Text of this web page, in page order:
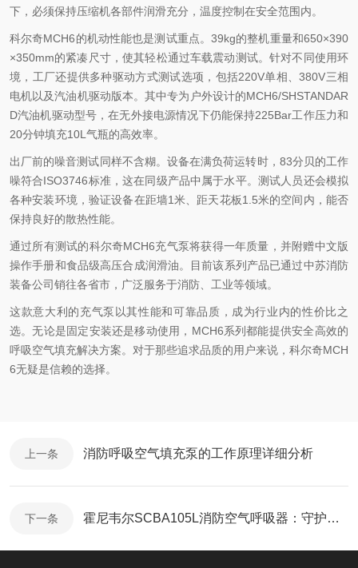
下，必须保持压缩机各部件润滑充分，温度控制在安全范围内。
科尔奇MCH6的机动性能也是测试重点。39kg的整机重量和650×390
×350mm的紧凑尺寸，使其轻松通过车载震动测试。针对不同使用环
境，工厂还提供多种驱动方式测试选项，包括220V单相、380V三相
电机以及汽油机驱动版本。其中专为户外设计的MCH6/SHSTANDAR
D汽油机驱动型号，在无外接电源情况下仍能保持225Bar工作压力和
20分钟填充10L气瓶的高效率。
出厂前的噪音测试同样不含糊。设备在满负荷运转时，83分贝的工作
噪符合ISO3746标准，这在同级产品中属于水平。测试人员还会模拟
各种安装环境，验证设备在距墙1米、距天花板1.5米的空间内，能否
保持良好的散热性能。
通过所有测试的科尔奇MCH6充气泵将获得一年质量，并附赠中文版
操作手册和食品级高压合成润滑油。目前该系列产品已通过中苏消防
装备公司销往各省市，广泛服务于消防、工业等领域。
这款意大利的充气泵以其性能和可靠品质，成为行业内的性价比之
选。无论是固定安装还是移动使用，MCH6系列都能提供安全高效的
呼吸空气填充解决方案。对于那些追求品质的用户来说，科尔奇MCH
6无疑是信赖的选择。
上一条 消防呼吸空气填充泵的工作原理详细分析
下一条 霍尼韦尔SCBA105L消防空气呼吸器：守护英雄生命的科技守